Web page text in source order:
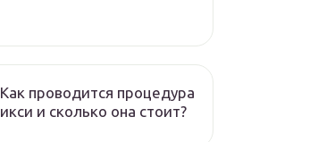
Как проводится процедура
икси и сколько она стоит?